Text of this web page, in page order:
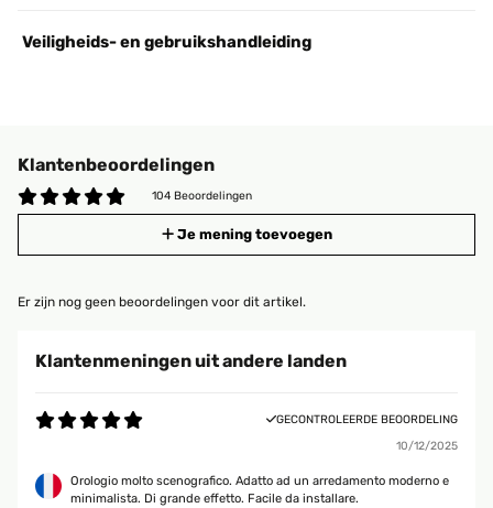
Veiligheids- en gebruikshandleiding
Klantenbeoordelingen
104 Beoordelingen
Je mening toevoegen
Er zijn nog geen beoordelingen voor dit artikel.
Klantenmeningen uit andere landen
GECONTROLEERDE BEOORDELING
10/12/2025
Orologio molto scenografico. Adatto ad un arredamento moderno e
minimalista. Di grande effetto. Facile da installare.